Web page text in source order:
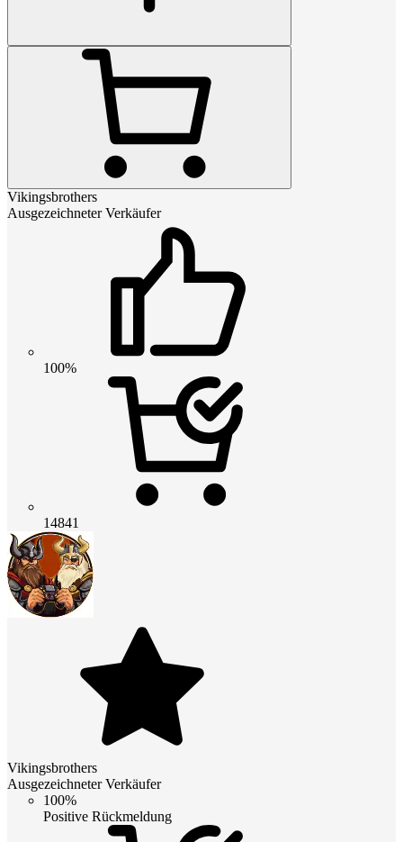
Vikingsbrothers
Ausgezeichneter Verkäufer
100%
14841
Vikingsbrothers
Ausgezeichneter Verkäufer
100%
Positive Rückmeldung